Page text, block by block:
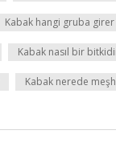
Kabak hangi gruba girer
Kabak nasıl bir
Kabak nerede